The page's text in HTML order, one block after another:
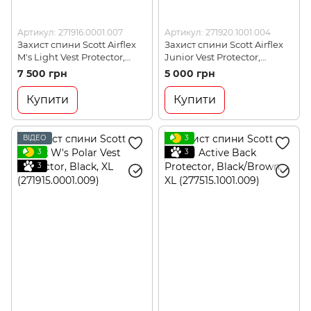
Артикул: 271916.0001.007
Захист спини Scott Airflex
M's Light Vest Protector,
Black, M (271916.0001.007)
7 500 грн
Купити
Артикул: 271920.1001.004
Захист спини Scott Airflex
Junior Vest Protector,
Black/Grey, XXS
(271920.1001.004)
5 000 грн
Купити
ВІДЕО
3
3
3
3